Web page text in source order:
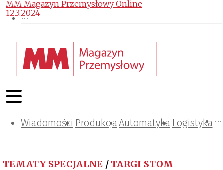
Wiadomości ProdukcjaAutomatyka Logistyka
Projektowanie i konstrukcje
Zarządzanie i IT
Tematy specjalne
TEMATY SPECJALNE / TARGI STOM
MM Magazyn Przemysłowy Online
12.3.2024